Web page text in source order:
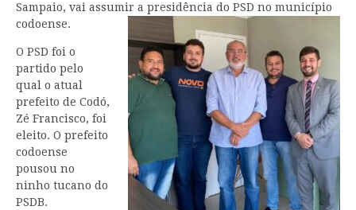
Sampaio, vai assumir a presidência do PSD no município
codoense.
O PSD foi o
partido pelo
qual o atual
prefeito de Codó,
Zé Francisco, foi
eleito. O prefeito
codoense
pousou no
ninho tucano do
PSDB.